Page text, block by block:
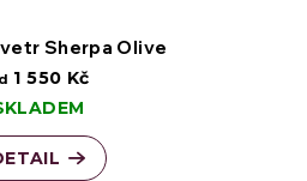
Sherpa Olive
1 550 Kč